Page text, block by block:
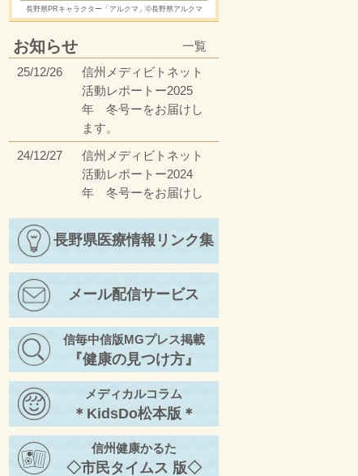
長野県PRキャラクター「アルクマ」©長野県アルクマ
一覧
お知らせ
25/12/26
信州メディビトネット
活動レポートー2025
年 冬号ーをお届けし
ます。
24/12/27
信州メディビトネット
活動レポートー2024
年 冬号ーをお届けし
23/12/27
信州メディビトネット
年 冬号ーをお届けし
ます。
23/4/17
信州メディビトネット
活動レポートー2023
年 春号ーをお届けし
ます。
22/11/30
信州メディビトネット
活動レポートー2022
年 秋号②ーをお届け
します。
長野県医療情報リンク集
メール配信サービス
信毎中信版MGプレス掲載
『健康の見つけ方』
メディカルコラム
＊KidsDo松本版＊
信州健康かるた
◇市民タイムス 版◇